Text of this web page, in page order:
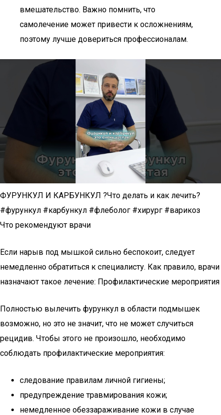
вмешательство. Важно помнить, что
самолечение может привести к осложнениям,
поэтому лучше довериться профессионалам.
ФУРУНКУЛ И КАРБУНКУЛ ?Что делать и как лечить?
#фурункул #карбункул #флеболог #хирург #варикоз
Что рекомендуют врачи
Если нарыв под мышкой сильно беспокоит, следует
немедленно обратиться к специалисту. Как правило, врачи
назначают такое лечение: Профилактические мероприятия
Полностью вылечить фурункул в области подмышек
возможно, но это не значит, что не может случиться
рецидив. Чтобы этого не произошло, необходимо
соблюдать профилактические мероприятия:
следование правилам личной гигиены;
предупреждение травмирования кожи;
немедленное обеззараживание кожи в случае